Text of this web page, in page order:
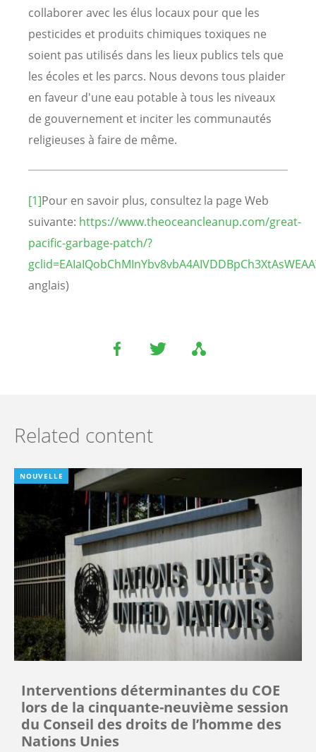
collaborer avec les élus locaux pour que les
pesticides et produits chimiques toxiques ne
soient pas utilisés dans les lieux publics tels que
les écoles et les parcs. Nous devons tous plaider
en faveur d'une eau potable à tous les niveaux
de gouvernement et inciter les communautés
religieuses à faire de même.
[1]Pour en savoir plus, consultez la page Web
suivante: https://www.theoceancleanup.com/great-
pacific-garbage-patch/?
anglais)
Related content
NOUVELLE
Interventions déterminantes du COE
lors de la cinquante-neuvième session
du Conseil des droits de l’homme des
Nations Unies